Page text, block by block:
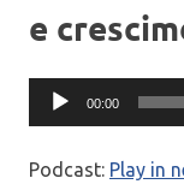
e
Tocador
00:00
Podcast: Play in